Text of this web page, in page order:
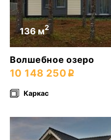
136 м2
Волшебное озеро
10 148 250
Каркас